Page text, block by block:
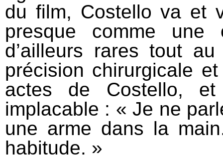
du film, Costello va et
presque comme une
d’ailleurs rares tout
précision chirurgicale
actes de Costello, et
implacable : « Je ne
une arme dans la
habitude. »